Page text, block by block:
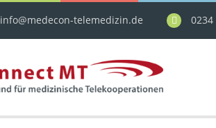
info@medecon-telemedizin.de 0234